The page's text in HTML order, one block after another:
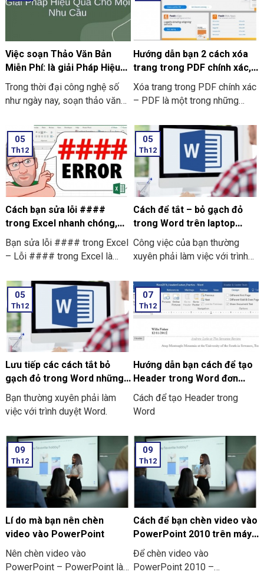
Việc soạn Thảo Văn Bản
Miễn Phí: là giải Pháp Hiệu
Quả Cho Mọi Nhu Cầu
Trong thời đại công nghệ số
như ngày nay, soạn thảo văn
cầu thiết yếu cho học sinh,
sinh viên, cả nhân viên văn
phòng và doanh nghiệp.
Hướng dẫn bạn 2 cách xóa
trang trong PDF chính xác,
nhanh chóng
Xóa trang trong PDF chính xác
– PDF là một trong những
trình chia sẻ và truyền tải
thông tin và tài liệu giữa mọi
người với nhau. Tuy vậy ở
trong quá trình thao tác, đôi lúc
người dùng sẽ muốn xóa đi
trang PDF thừa hoặc là những
trang PDF trắng
05
Th12
Cách bạn sửa lỗi ####
trong Excel nhanh chóng,
đơn giản nhất
Bạn sửa lỗi #### trong Excel
– Lỗi #### trong Excel là
một ô không đủ rộng để hiển
thị được toàn bộ dữ liệu bên
trong. Điều này thường xảy ra
do nhiều nguyên nhân khác
nhau, bao gồm là:
05
Th12
Cách để tắt – bỏ gạch đỏ
trong Word trên laptop
Window mới nhất
Công việc của bạn thường
xuyên phải làm việc với trình
chịu khi các gạch đỏ xuất hiện
liên tục. Và bạn không biết
cách để bỏ gạch đỏ trong
ra sự phiền toái khi bạn muốn
nhập liệu nhanh hoặc là đang
làm việc với các văn bản
chuyên ngành. Hãy cùng chúng
tôi tìm hiểu cách tắt và bỏ
gạch đỏ trong Word trên
05
Th12
Lưu tiếp các cách tắt bỏ
gạch đỏ trong Word những
thiết bị khác
Bạn thường xuyên phải làm
việc với trình duyệt Word.
07
Th12
Hướng dẫn bạn cách để tạo
Header trong Word đơn
giản, dễ thực hiện
Cách để tạo Header trong
Word
09
Th12
Lí do mà bạn nên chèn
video vào PowerPoint
Nên chèn video vào
PowerPoint – PowerPoint là
09
Th12
Cách để bạn chèn video vào
PowerPoint 2010 trên máy
tính và điện thoại
Để chèn video vào
PowerPoint 2010 –